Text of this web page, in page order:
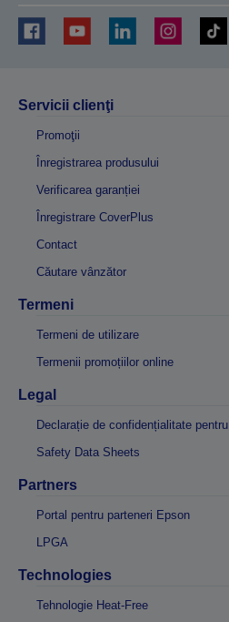
Servicii clienţi
Promoţii
Înregistrarea produsului
Verificarea garanției
Înregistrare CoverPlus
Contact
Căutare vânzător
Termeni
Termeni de utilizare
Termenii promoțiilor online
Legal
Declarație de confidențialitate
Safety Data Sheets
Partners
Portal pentru parteneri Epson
LPGA
Technologies
Tehnologie Heat-Free